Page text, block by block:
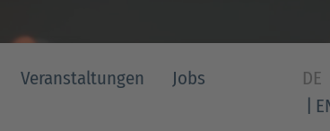
Veranstaltungen
Jobs
DE